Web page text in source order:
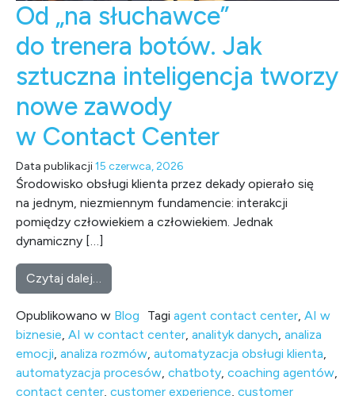
Od „na słuchawce”
do trenera botów. Jak
sztuczna inteligencja tworzy
nowe zawody
w Contact Center
Data publikacji15 czerwca, 2026
Środowisko obsługi klienta przez dekady opierało się
na jednym, niezmiennym fundamencie: interakcji
pomiędzy człowiekiem a człowiekiem. Jednak
dynamiczny […]
Czytaj dalej…
Opublikowano w Blog Tagi agent contact center, AI w
biznesie, AI w contact center, analityk danych, analiza
emocji, analiza rozmów, automatyzacja obsługi klienta,
automatyzacja procesów, chatboty, coaching agentów,
contact center, customer experience, customer